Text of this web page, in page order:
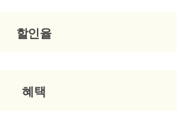
할인율
혜택